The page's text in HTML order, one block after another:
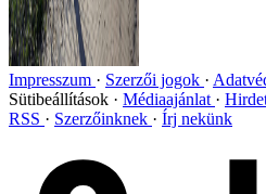
Impresszum Szerzői jogok
Sütibeállítások
Médiaajánlat
RSS
Szerzőinknek Írj nekünk